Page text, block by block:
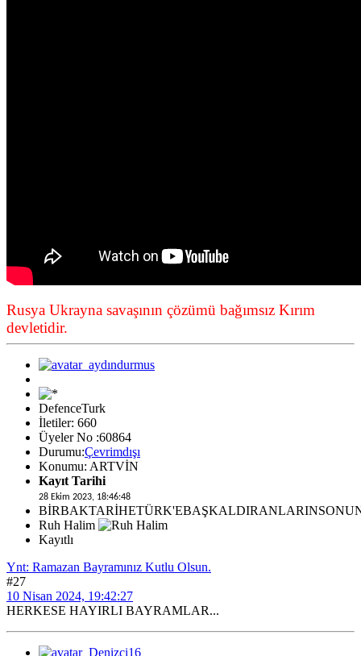
Rusya Ukrayna savaşının çözümü bağımsız Kırım
devletidir.
DefenceTurk
İletiler: 660
Üyeler No :60864
Durumu:Çevrimdışı
Konumu: ARTVİN
Kayıt Tarihi
28 Ekim 2023, 18:46:48
Ruh Halim
Kayıtlı
Ynt: Ramazan Bayramınız Kutlu Olsun.
#27
10 Nisan 2024, 19:42:27
HERKESE HAYIRLI BAYRAMLAR...